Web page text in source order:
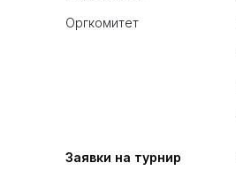
Заявки на турнир
Оргкомитет